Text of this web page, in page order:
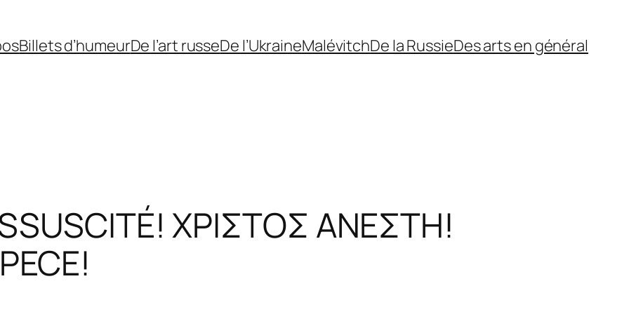
Billets d’humeurDe l’art russeDe l’UkraineMalévitchDe la RussieDes arts en général
ΧΡΙΣΤΟΣ ΑΝΕΣΤΗ!